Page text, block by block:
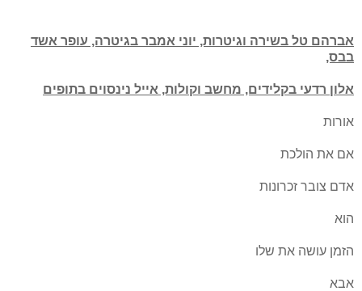
אברהם טל בשירה וגיטרות, יוני אמבר בגיטרה, עופר אשד
בבס,
אלון רדעי בקלידים, מחשב וקולות, אייל נינסוים בתופים
אורות
אם את הולכת
אדם צובר זכרונות
הוא
הזמן עושה את שלו
אבא